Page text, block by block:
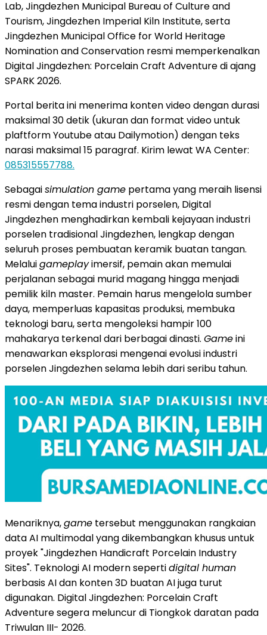
Lab, Jingdezhen Municipal Bureau of Culture and
Tourism, Jingdezhen Imperial Kiln Institute, serta
Jingdezhen Municipal Office for World Heritage
Nomination and Conservation resmi memperkenalkan
Digital Jingdezhen: Porcelain Craft Adventure di ajang
SPARK 2026.
Portal berita ini menerima konten video dengan durasi
maksimal 30 detik (ukuran dan format video untuk
plaftform Youtube atau Dailymotion) dengan teks
narasi maksimal 15 paragraf. Kirim lewat WA Center:
085315557788.
Sebagaisimulation game pertama yang meraih lisensi
resmi dengan tema industri porselen, Digital
Jingdezhen menghadirkan kembali kejayaan industri
porselen tradisional Jingdezhen, lengkap dengan
seluruh proses pembuatan keramik buatan tangan.
Melaluigameplayimersif, pemain akan memulai
perjalanan sebagai murid magang hingga menjadi
pemilik kiln master. Pemain harus mengelola sumber
daya, memperluas kapasitas produksi, membuka
teknologi baru, serta mengoleksi hampir 100
mahakarya terkenal dari berbagai dinasti. Gameini
menawarkan eksplorasi mengenai evolusi industri
porselen Jingdezhen selama lebih dari seribu tahun.
Menariknya,game tersebut menggunakan rangkaian
data AI multimodal yang dikembangkan khusus untuk
proyek "Jingdezhen Handicraft Porcelain Industry
Sites". Teknologi AI modern sepertidigital human
berbasis AI dan konten 3D buatan AI juga turut
digunakan. Digital Jingdezhen: Porcelain Craft
Adventure segera meluncur di Tiongkok daratan pada
Triwulan III- 2026.